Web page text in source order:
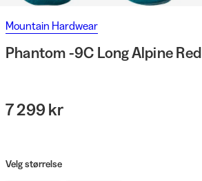
Mountain Hardwear
Phantom -9C Long Alpine Red
7 299 kr
Velg størrelse